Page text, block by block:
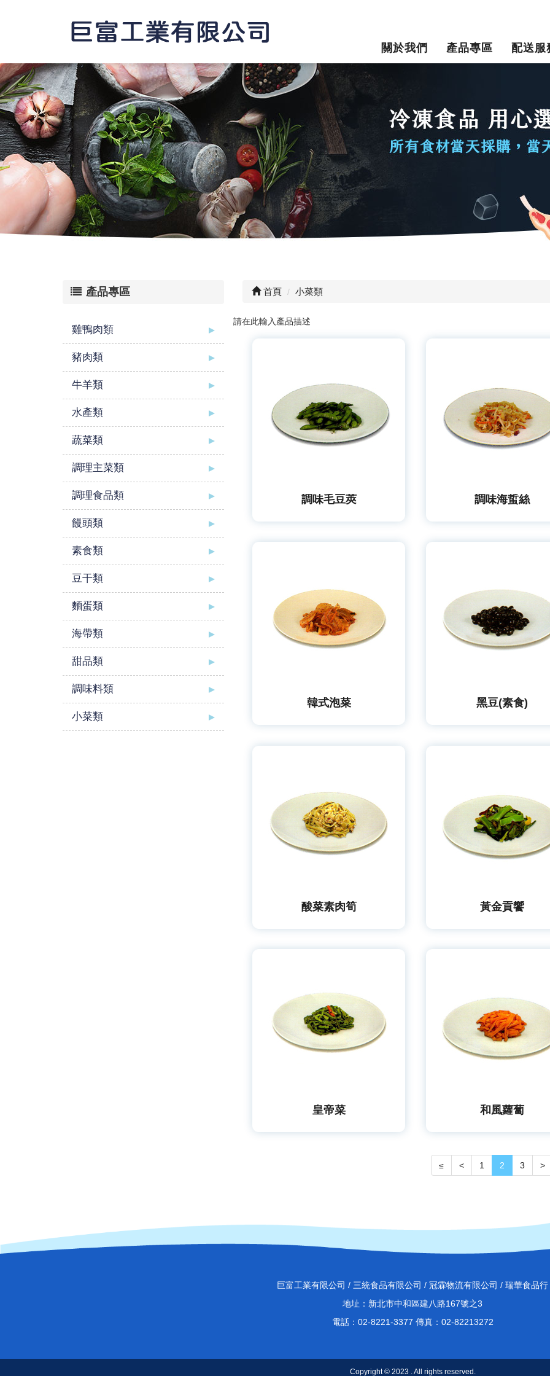
關於我們 產品專區 配送服
產品專區
雞鴨肉類
豬肉類
牛羊類
水產類
蔬菜類
調理主菜類
調理食品類
饅頭類
素食類
豆干類
麵蛋類
海帶類
甜品類
調味料類
小菜類
首頁 小菜類
請在此輸入產品描述
調味毛豆莢 調味海蜇絲
韓式泡菜 黑豆(素食)
酸菜素肉筍 黃金貢饗
皇帝菜 和風蘿蔔
≤ < 1 2 3 >
巨富工業有限公司 / 三統食品有限公司 / 冠霖物流有限公司 / 瑞華食品行
地址：新北市中和區建八路167號之3
電話：02-8221-3377 傳真：02-82213272
Copyright © 2023 . All rights reserved.